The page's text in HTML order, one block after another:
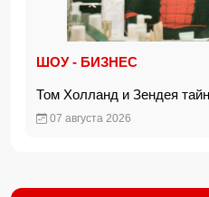
ШОУ - БИЗНЕС
Том Холланд и Зендея
07 августа 2026